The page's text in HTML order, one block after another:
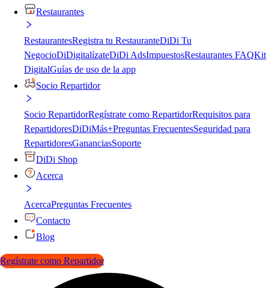
Restaurantes
RestaurantesRegistra tu RestauranteDiDi Tu
NegocioDiDigitalízateDiDi AdsImpuestosRestaurantes FAQKit
DigitalGuías de uso de la app
Socio Repartidor
Socio RepartidorRegístrate como RepartidorRequisitos para
RepartidoresDiDiMás+Preguntas FrecuentesSeguridad para
RepartidoresGananciasSoporte
DiDi Shop
Acerca
AcercaPreguntas Frecuentes
Contacto
Blog
Regístrate como Repartidor